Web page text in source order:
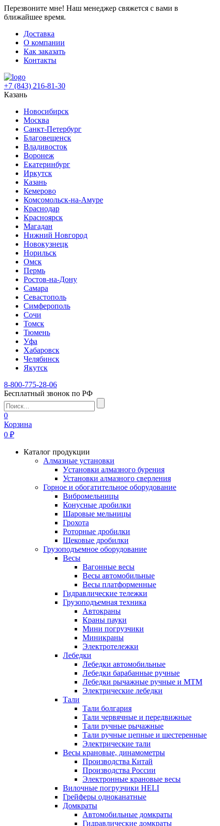
Перезвоните мне! Наш менеджер свяжется с вами в
ближайшее время.
Доставка
О компании
Как заказать
Контакты
+7 (843) 216-81-30
Казань
Новосибирск
Москва
Санкт-Петербург
Благовещенск
Владивосток
Воронеж
Екатеринбург
Иркутск
Казань
Кемерово
Комсомольск-на-Амуре
Краснодар
Красноярск
Магадан
Нижний Новгород
Новокузнецк
Норильск
Омск
Пермь
Ростов-на-Дону
Самара
Севастополь
Симферополь
Сочи
Томск
Тюмень
Уфа
Хабаровск
Челябинск
Якутск
8-800-775-28-06
Бесплатный звонок по РФ
0
Корзина
0 ₽
Каталог продукции
Алмазные установки
Уcтановки алмазного бурения
Установки алмазного сверления
Горное и обогатительное оборудование
Вибромельницы
Конусные дробилки
Шаровые мельницы
Грохота
Роторные дробилки
Щековые дробилки
Грузоподъемное оборудование
Весы
Вагонные весы
Весы автомобильные
Весы платформенные
Гидравлические тележки
Грузоподъемная техника
Автокраны
Краны пауки
Мини погрузчики
Миникраны
Электротележки
Лебедки
Лебедки автомобильные
Лебедки барабанные ручные
Лебедки рычажные ручные и МТМ
Электрические лебедки
Тали
Тали болгария
Тали червячные и передвижные
Тали ручные рычажные
Тали ручные цепные и шестеренные
Электрические тали
Весы крановые, динамометры
Производства Китай
Производства России
Электронные крановые весы
Вилочные погрузчики HELI
Грейферы одноканатные
Домкраты
Автомобильные домкраты
Гидравлические домкраты